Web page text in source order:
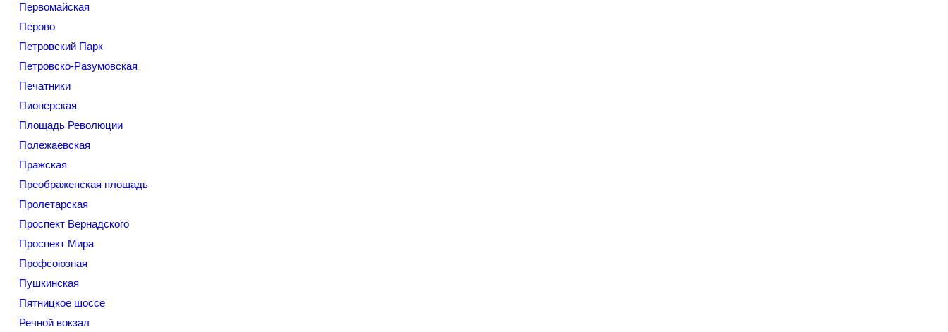
Первомайская
Перово
Петровский Парк
Петровско-Разумовская
Печатники
Пионерская
Площадь Революции
Полежаевская
Пражская
Преображенская площадь
Пролетарская
Проспект Вернадского
Проспект Мира
Профсоюзная
Пушкинская
Пятницкое шоссе
Речной вокзал